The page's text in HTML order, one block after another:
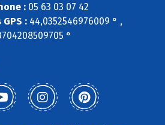
: 05 63 03 07 42
:44,0352546976009 ° ,
°